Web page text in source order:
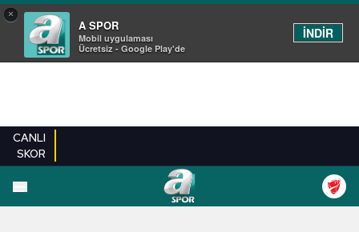
×
A SPOR
Mobil uygulaması
Ücretsiz - Google Play'de
İNDİR
CANLI
SKOR